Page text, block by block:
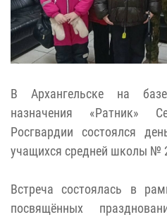
В Архангельске на
назначения «Ратник»
Росгвардии состоялся
учащихся средней школы №
Встреча состоялась в
посвящённых